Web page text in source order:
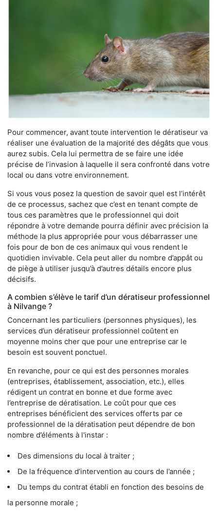
Pour commencer, avant toute intervention le dératiseur va
réaliser une évaluation de la majorité des dégâts que vous
aurez subis. Cela lui permettra de se faire une idée
précise de l’invasion à laquelle il sera confronté dans votre
local ou dans votre environnement.
Si vous vous posez la question de savoir quel est l’intérêt
de ce processus, sachez que c’est en tenant compte de
tous ces paramètres que le professionnel qui doit
répondre à votre demande pourra définir avec précision la
méthode la plus appropriée pour vous débarrasser une
fois pour de bon de ces animaux qui vous rendent le
quotidien invivable. Cela peut aller du nombre d’appât ou
de piège à utiliser jusqu’à d’autres détails encore plus
décisifs.
A combien s’élève le tarif d’un dératiseur professionnel
à Nilvange ?
Concernant les particuliers (personnes physiques), les
services d’un dératiseur professionnel coûtent en
moyenne moins cher que pour une entreprise car le
besoin est souvent ponctuel.
En revanche, pour ce qui est des personnes morales
(entreprises, établissement, association, etc.), elles
rédigent un contrat en bonne et due forme avec
l’entreprise de dératisation. Le coût pour que ces
entreprises bénéficient des services offerts par ce
professionnel de la dératisation peut dépendre de bon
nombre d’éléments à l'instar :
Des dimensions du local à traiter ;
De la fréquence d’intervention au cours de l’année ;
Du temps du contrat établi en fonction des besoins de
la personne morale ;